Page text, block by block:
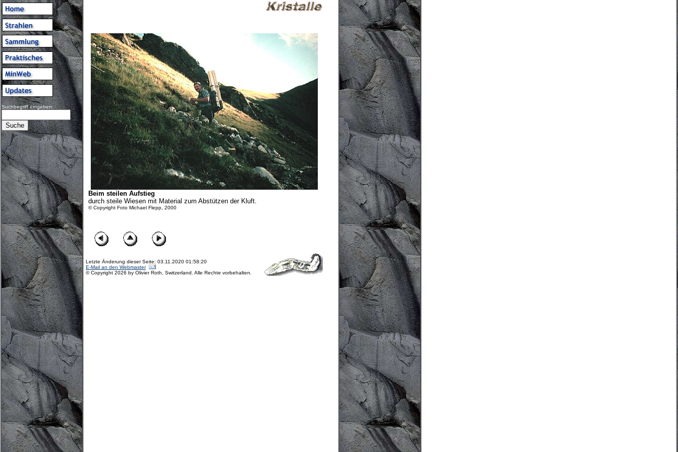
Suchbegriff eingeben:
Beim steilen Aufstieg
durch steile Wiesen mit Material zum Abstützen der Kluft.
© Copyright Foto Michael Flepp, 2000
Letzte Änderung dieser Seite: 03.11.2020 01:58:20
E-Mail an den Webmaster
© Copyright 2026 by Olivier Roth, Switzerland. Alle Rechte vorbehalten.